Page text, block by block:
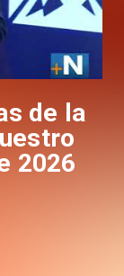
Día |